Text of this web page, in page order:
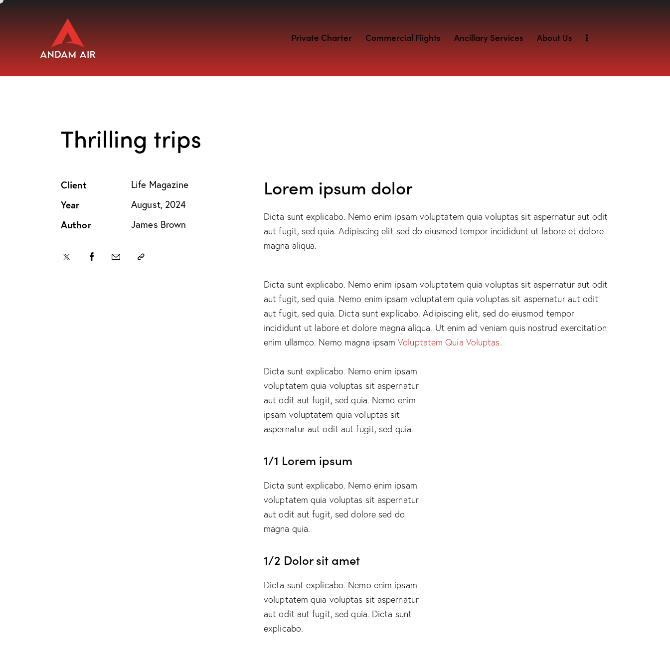
Private Charter Commercial Flights Ancillary Services About Us
Thrilling trips
Client Life Magazine
Year August, 2024
Author James Brown
Lorem ipsum dolor
Dicta sunt explicabo. Nemo enim ipsam voluptatem quia voluptas sit aspernatur aut odit
aut fugit, sed quia. Adipiscing elit sed do eiusmod tempor incididunt ut labore et dolore
magna aliqua.
Dicta sunt explicabo. Nemo enim ipsam voluptatem quia voluptas sit aspernatur aut odit
aut fugit, sed quia. Nemo enim ipsam voluptatem quia voluptas sit aspernatur aut odit
aut fugit, sed quia. Dicta sunt explicabo. Adipiscing elit, sed do eiusmod tempor
incididunt ut labore et dolore magna aliqua. Ut enim ad veniam quis nostrud exercitation
enim ullamco. Nemo magna ipsamVoluptatem Quia Voluptas.
Dicta sunt explicabo. Nemo enim ipsam
voluptatem quia voluptas sit aspernatur
aut odit aut fugit, sed quia. Nemo enim
ipsam voluptatem quia voluptas sit
aspernatur aut odit aut fugit, sed quia.
1/1 Lorem ipsum
Dicta sunt explicabo. Nemo enim ipsam
voluptatem quia voluptas sit aspernatur
aut odit aut fugit, sed dolore sed do
magna quia.
1/2 Dolor sit amet
Dicta sunt explicabo. Nemo enim ipsam
voluptatem quia voluptas sit aspernatur
aut odit aut fugit, sed quia. Dicta sunt
explicabo.